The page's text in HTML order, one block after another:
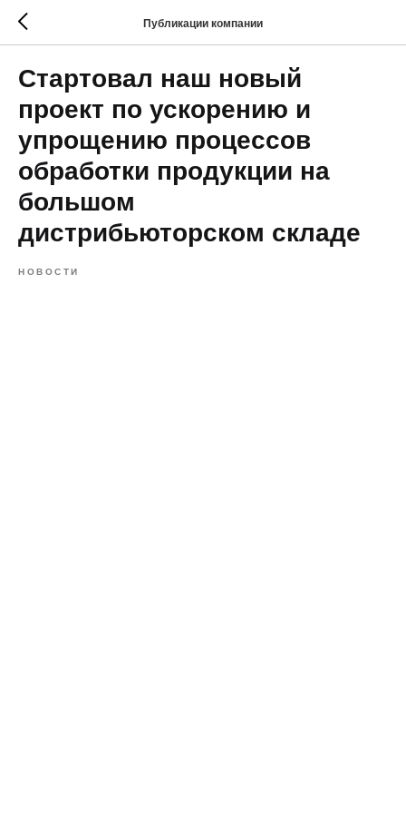
Публикации компании
Стартовал наш новый
проект по ускорению и
упрощению процессов
обработки продукции на
большом
дистрибьюторском складе
НОВОСТИ